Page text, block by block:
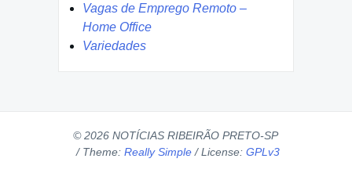
Vagas de Emprego Remoto –
Home Office
Variedades
© 2026 NOTÍCIAS RIBEIRÃO PRETO-SP
/Theme: Really Simple /License: GPLv3